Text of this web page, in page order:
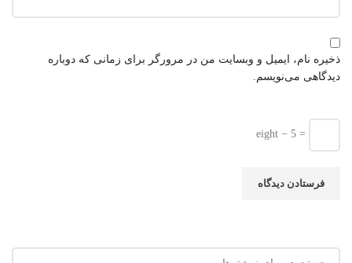
ذخیره نام، ایمیل و وبسایت من در مرورگر برای زمانی که دوباره
دیدگاهی می‌نویسم.
eight − 5 =